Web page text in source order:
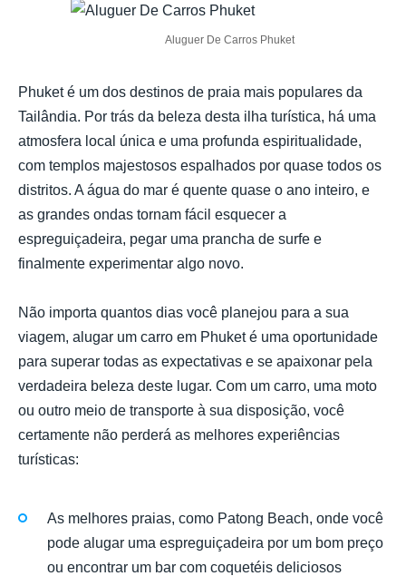
Aluguer De Carros Phuket
Phuket é um dos destinos de praia mais populares da
Tailândia. Por trás da beleza desta ilha turística, há uma
atmosfera local única e uma profunda espiritualidade,
com templos majestosos espalhados por quase todos os
distritos. A água do mar é quente quase o ano inteiro, e
as grandes ondas tornam fácil esquecer a
espreguiçadeira, pegar uma prancha de surfe e
finalmente experimentar algo novo.
Não importa quantos dias você planejou para a sua
viagem, alugar um carro em Phuket é uma oportunidade
para superar todas as expectativas e se apaixonar pela
verdadeira beleza deste lugar. Com um carro, uma moto
ou outro meio de transporte à sua disposição, você
certamente não perderá as melhores experiências
turísticas:
As melhores praias, como Patong Beach, onde você
pode alugar uma espreguiçadeira por um bom preço
ou encontrar um bar com coquetéis deliciosos